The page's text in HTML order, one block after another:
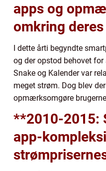
apps og
omkring
I dette årti begyndte
og der opstod behovet
Snake og Kalender var
meget strøm. Dog blev
opmærksomgøre
**2010-2015:
app-